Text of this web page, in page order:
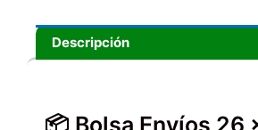
Descripción